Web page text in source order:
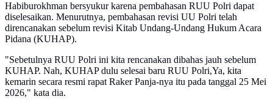
Habiburokhman bersyukur karena pembahasan RUU Polri dapat
diselesaikan. Menurutnya, pembahasan revisi UU Polri telah
direncanakan sebelum revisi Kitab Undang-Undang Hukum Acara
Pidana (KUHAP).
"Sebetulnya RUU Polri ini kita rencanakan dibahas jauh sebelum
KUHAP. Nah, KUHAP dulu selesai baru RUU Polri,Ya, kita
kemarin secara resmi rapat Raker Panja-nya itu pada tanggal 25 Mei
2026," kata dia.